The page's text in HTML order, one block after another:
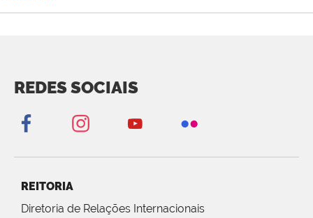
REDES SOCIAIS
REITORIA
Diretoria de Relações Internacionais